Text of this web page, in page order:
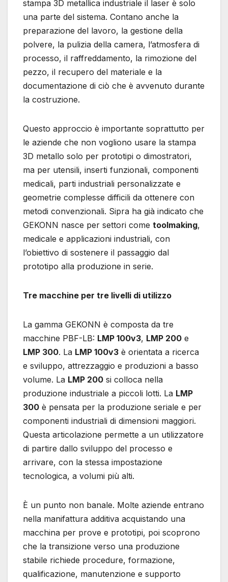
stampa 3D metallica industriale il laser è solo
una parte del sistema. Contano anche la
preparazione del lavoro, la gestione della
polvere, la pulizia della camera, l’atmosfera di
processo, il raffreddamento, la rimozione del
pezzo, il recupero del materiale e la
documentazione di ciò che è avvenuto durante
la costruzione.
Questo approccio è importante soprattutto per
le aziende che non vogliono usare la stampa
3D metallo solo per prototipi o dimostratori,
ma per utensili, inserti funzionali, componenti
medicali, parti industriali personalizzate e
geometrie complesse difficili da ottenere con
metodi convenzionali. Sipra ha già indicato che
GEKONN nasce per settori come toolmaking,
medicale e applicazioni industriali, con
l’obiettivo di sostenere il passaggio dal
prototipo alla produzione in serie.
Tre macchine per tre livelli di utilizzo
La gamma GEKONN è composta da tre
macchine PBF-LB: LMP 100v3, LMP 200 e
LMP 300. La LMP 100v3 è orientata a ricerca
e sviluppo, attrezzaggio e produzioni a basso
volume. La LMP 200 si colloca nella
produzione industriale a piccoli lotti. La LMP
300 è pensata per la produzione seriale e per
componenti industriali di dimensioni maggiori.
Questa articolazione permette a un utilizzatore
di partire dallo sviluppo del processo e
arrivare, con la stessa impostazione
tecnologica, a volumi più alti.
È un punto non banale. Molte aziende entrano
nella manifattura additiva acquistando una
macchina per prove e prototipi, poi scoprono
che la transizione verso una produzione
stabile richiede procedure, formazione,
qualificazione, manutenzione e supporto